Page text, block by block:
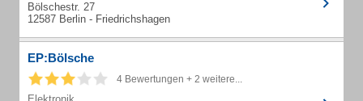
Bölschestr. 27
12587 Berlin - Friedrichshagen
EP:Bölsche
4 Bewertungen + 2 weitere...